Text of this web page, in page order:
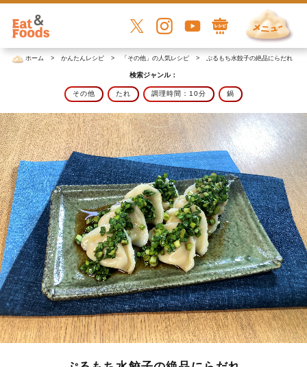
ホーム かんたんレシピ 「その他」の人気レシピ ぷるもち水餃子の絶品にらだれ
検索ジャンル：
その他 たれ 調理時間：10分 鍋